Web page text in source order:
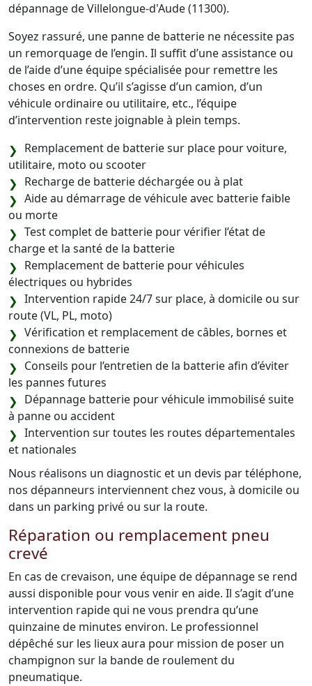
dépannage de Villelongue-d'Aude (11300).
Soyez rassuré, une panne de batterie ne nécessite pas
un remorquage de l’engin. Il suffit d’une assistance ou
de l’aide d’une équipe spécialisée pour remettre les
choses en ordre. Qu’il s’agisse d’un camion, d’un
véhicule ordinaire ou utilitaire, etc., l’équipe
d’intervention reste joignable à plein temps.
Remplacement de batterie sur place pour voiture,
utilitaire, moto ou scooter
Recharge de batterie déchargée ou à plat
Aide au démarrage de véhicule avec batterie faible
ou morte
Test complet de batterie pour vérifier l’état de
charge et la santé de la batterie
Remplacement de batterie pour véhicules
électriques ou hybrides
Intervention rapide 24/7 sur place, à domicile ou sur
route (VL, PL, moto)
Vérification et remplacement de câbles, bornes et
connexions de batterie
Conseils pour l’entretien de la batterie afin d’éviter
les pannes futures
Dépannage batterie pour véhicule immobilisé suite
à panne ou accident
Intervention sur toutes les routes départementales
et nationales
Nous réalisons un diagnostic et un devis par téléphone,
nos dépanneurs interviennent chez vous, à domicile ou
dans un parking privé ou sur la route.
Réparation ou remplacement pneu
crevé
En cas de crevaison, une équipe de dépannage se rend
aussi disponible pour vous venir en aide. Il s’agit d’une
intervention rapide qui ne vous prendra qu’une
quinzaine de minutes environ. Le professionnel
dépêché sur les lieux aura pour mission de poser un
champignon sur la bande de roulement du
pneumatique.